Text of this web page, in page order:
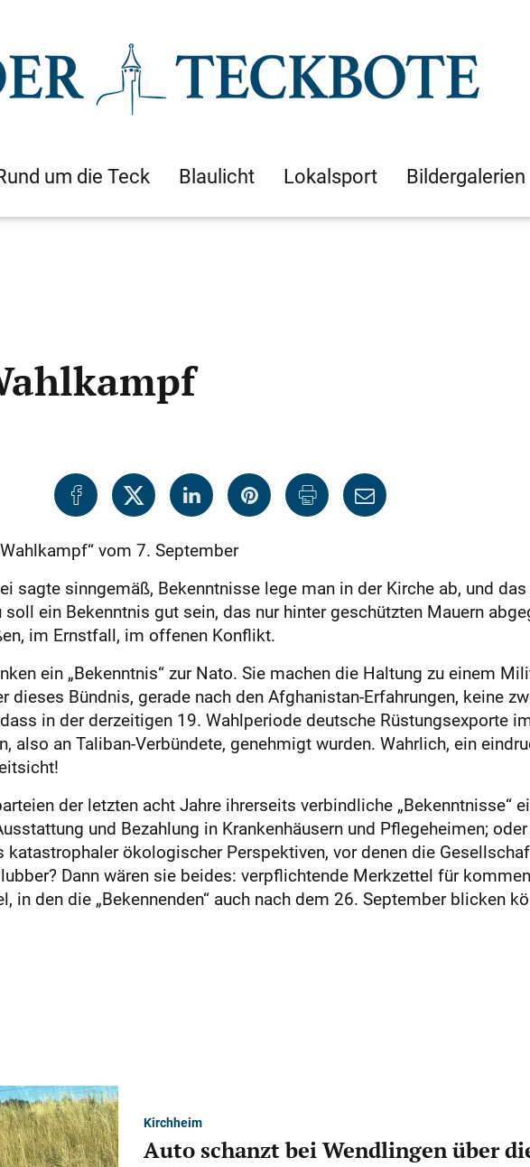
um die Teck Blaulicht Lokalsport Bildergalerien
vom 7. September
sagte sinngemäß, Bekenntnisse lege man in der Kirche ab, und
ein Bekenntnis gut sein, das nur hinter geschützten Mauern
im Ernstfall, im offenen Konflikt.
ein „Bekenntnis“ zur Nato. Sie machen die Haltung zu einem
dieses Bündnis, gerade nach den Afghanistan-Erfahrungen, keine
in der derzeitigen 19. Wahlperiode deutsche Rüstungsexporte
also an Taliban-Verbündete, genehmigt wurden. Wahrlich, ein
der letzten acht Jahre ihrerseits verbindliche „Bekenntnisse“
und Bezahlung in Krankenhäusern und Pflegeheimen;
ökologischer Perspektiven, vor denen die
Dann wären sie beides: verpflichtende Merkzettel für
in den die „Bekennenden“ auch nach dem 26. September blicken
Kirchheim
Auto schanzt bei Wendlingen über